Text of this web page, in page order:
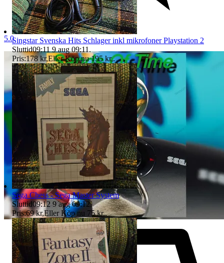
5.0Singstar Svenska Hits Schlager inkl mikrofoner Playstation 2
Sluttid09:11 9 aug 09:11.
Pris:178 kr,Eller Köp nu 195 kr,.
Sega Chess - Sega Master System
Sluttid09:12 9 aug 09:12.
Pris:69 kr,Eller Köp nu 75 kr,.